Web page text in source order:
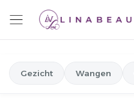
Gezicht Wangen